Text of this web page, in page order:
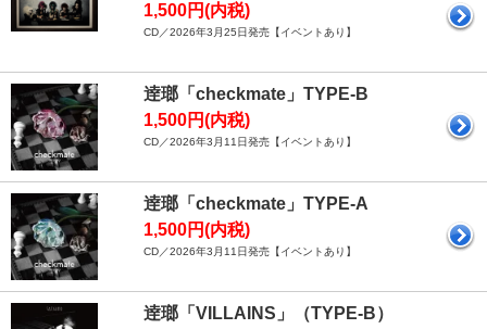
1,500円(内税)
CD／2026年3月25日発売【イベントあり】
逹瑯「checkmate」TYPE-B
1,500円(内税)
CD／2026年3月11日発売【イベントあり】
逹瑯「checkmate」TYPE-A
1,500円(内税)
CD／2026年3月11日発売【イベントあり】
逹瑯「VILLAINS」（TYPE-B）